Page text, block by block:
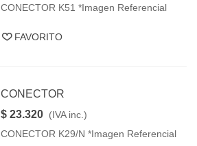
CONECTOR K51 *Imagen Referencial
FAVORITO
CONECTOR
$ 23.320 (IVA inc.)
CONECTOR K29/N *Imagen Referencial